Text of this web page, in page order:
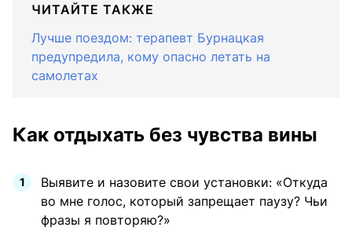
ЧИТАЙТЕ ТАКЖЕ
Лучше поездом: терапевт Бурнацкая
предупредила, кому опасно летать на
самолетах
Как отдыхать без чувства вины
Выявите и назовите свои установки: «Откуда
во мне голос, который запрещает паузу? Чьи
фразы я повторяю?»